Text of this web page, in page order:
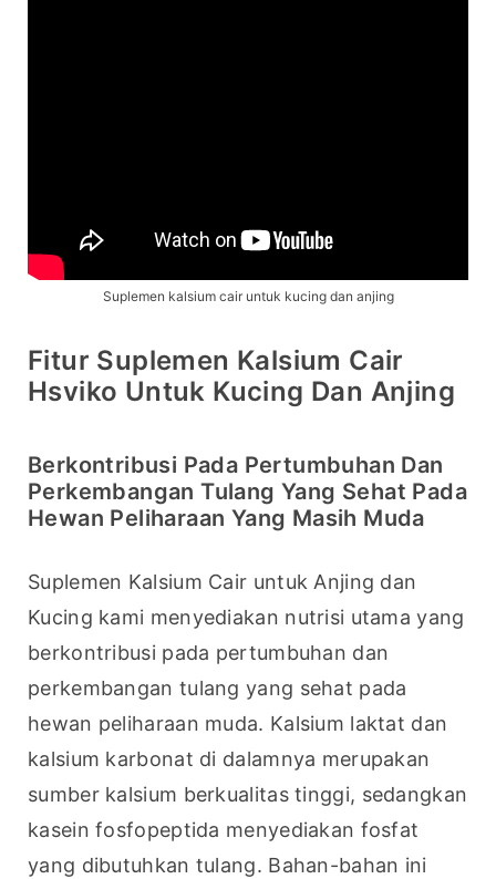
Suplemen kalsium cair untuk kucing dan anjing
Fitur Suplemen Kalsium Cair
Hsviko Untuk Kucing Dan Anjing
Berkontribusi Pada Pertumbuhan Dan
Perkembangan Tulang Yang Sehat Pada
Hewan Peliharaan Yang Masih Muda
Suplemen Kalsium Cair untuk Anjing dan
Kucing kami menyediakan nutrisi utama yang
berkontribusi pada pertumbuhan dan
perkembangan tulang yang sehat pada
hewan peliharaan muda. Kalsium laktat dan
kalsium karbonat di dalamnya merupakan
sumber kalsium berkualitas tinggi, sedangkan
kasein fosfopeptida menyediakan fosfat
yang dibutuhkan tulang. Bahan-bahan ini